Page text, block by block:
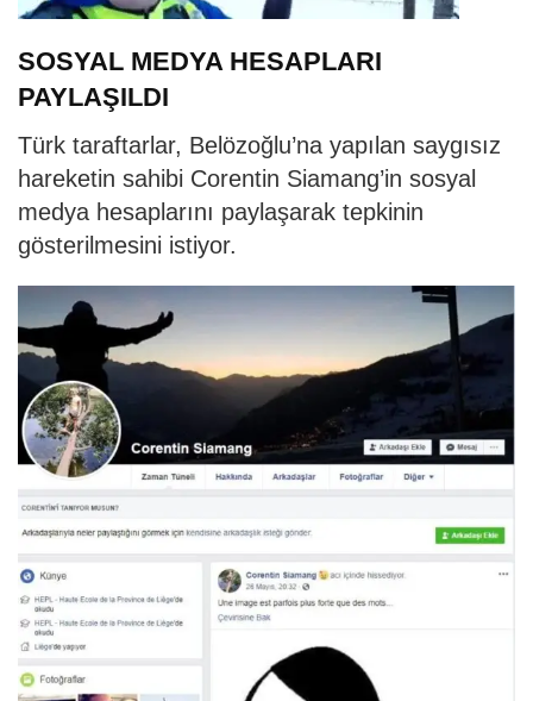
SOSYAL MEDYA HESAPLARI
PAYLAŞILDI
Türk taraftarlar, Belözoğlu’na yapılan saygısız
hareketin sahibi Corentin Siamang’in sosyal
medya hesaplarını paylaşarak tepkinin
gösterilmesini istiyor.